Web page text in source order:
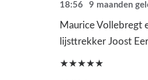
18:56 9 maanden
Maurice Vollebregt
lijsttrekker Joost
★★★★★